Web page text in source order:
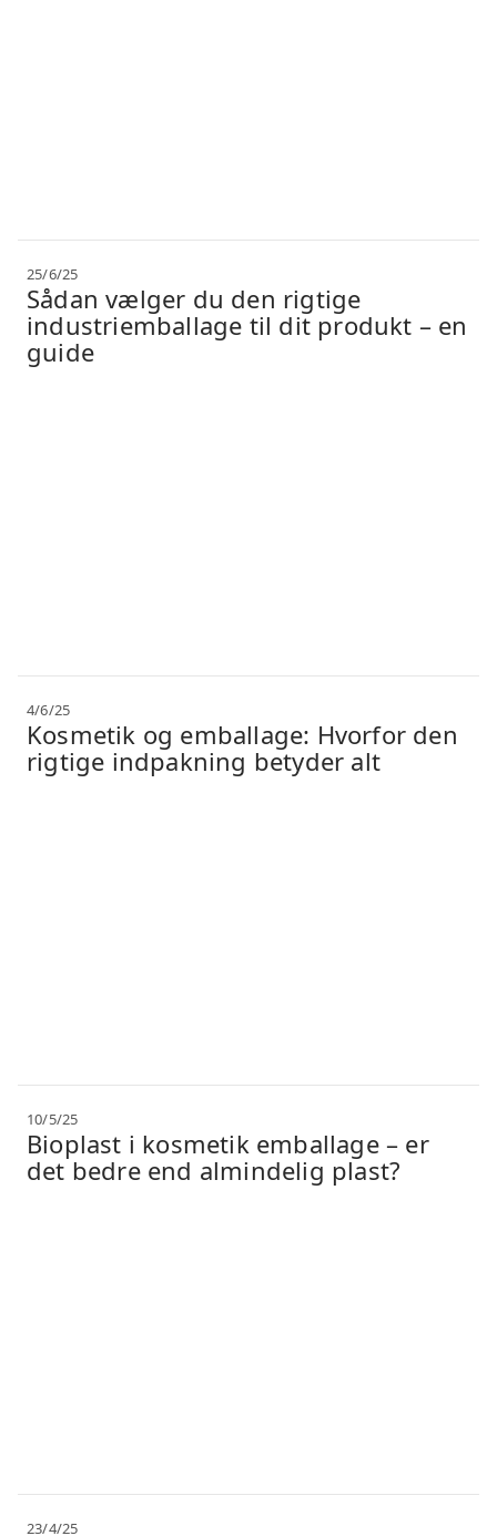
25/6/25
Sådan vælger du den rigtige
industriemballage til dit produkt – en
guide
4/6/25
Kosmetik og emballage: Hvorfor den
rigtige indpakning betyder alt
10/5/25
Bioplast i kosmetik emballage – er
det bedre end almindelig plast?
23/4/25